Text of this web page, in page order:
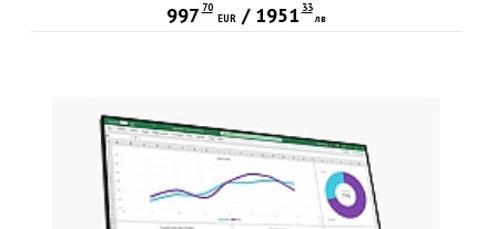
997 70
EUR/ 1951 33
лв